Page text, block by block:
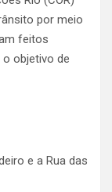
por meio
feitos
objetivo de
e a Rua das